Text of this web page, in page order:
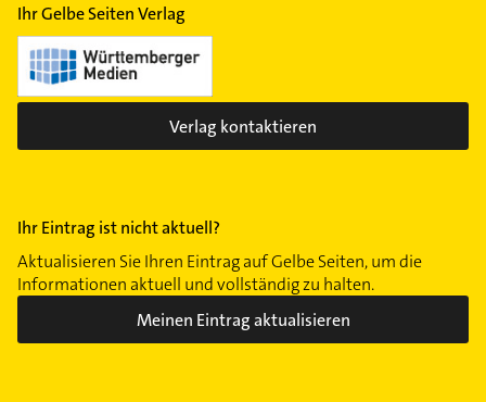
Ihr Gelbe Seiten Verlag
Verlag kontaktieren
Ihr Eintrag ist nicht aktuell?
Aktualisieren Sie Ihren Eintrag auf Gelbe Seiten, um die
Informationen aktuell und vollständig zu halten.
Meinen Eintrag aktualisieren